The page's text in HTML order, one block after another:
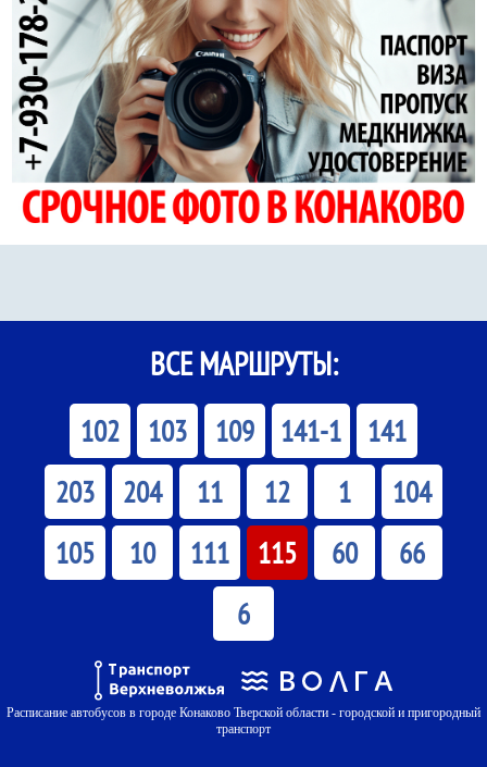
ВСЕ МАРШРУТЫ:
102 103 109 141-1
141
203
204 11 12 1
104
105
10 111 115 60
66
6
Расписание автобусов в городе Конаково Тверской области - городской и пригородный
транспорт